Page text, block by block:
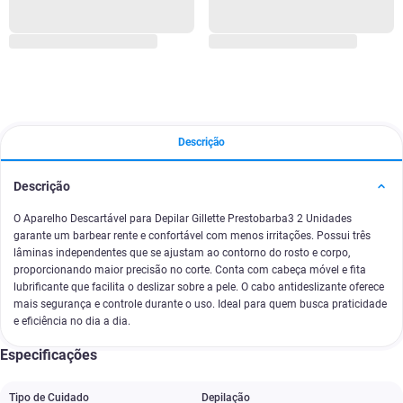
Descrição
Descrição
O Aparelho Descartável para Depilar Gillette Prestobarba3 2 Unidades
garante um barbear rente e confortável com menos irritações. Possui três
lâminas independentes que se ajustam ao contorno do rosto e corpo,
proporcionando maior precisão no corte. Conta com cabeça móvel e fita
lubrificante que facilita o deslizar sobre a pele. O cabo antideslizante oferece
mais segurança e controle durante o uso. Ideal para quem busca praticidade
e eficiência no dia a dia.
Especificações
Tipo de Cuidado Depilação